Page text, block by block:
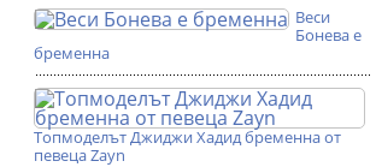
Веси
Бонева е
бременна
Топмоделът Джиджи Хадид бременна от
певеца Zayn